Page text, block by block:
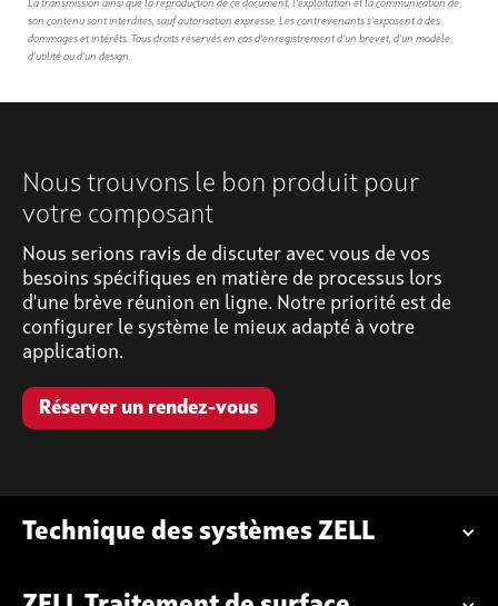
La transmission ainsi que la reproduction de ce document, l'exploitation et la communication de
son contenu sont interdites, sauf autorisation expresse. Les contrevenants s'exposent à des
dommages et intérêts. Tous droits réservés en cas d'enregistrement d'un brevet, d'un modèle
d'utilité ou d'un design.
Nous trouvons le bon produit pour
votre composant
Nous serions ravis de discuter avec vous de vos
besoins spécifiques en matière de processus lors
d'une brève réunion en ligne. Notre priorité est de
configurer le système le mieux adapté à votre
application.
Réserver un rendez-vous
Technique des systèmes ZELL